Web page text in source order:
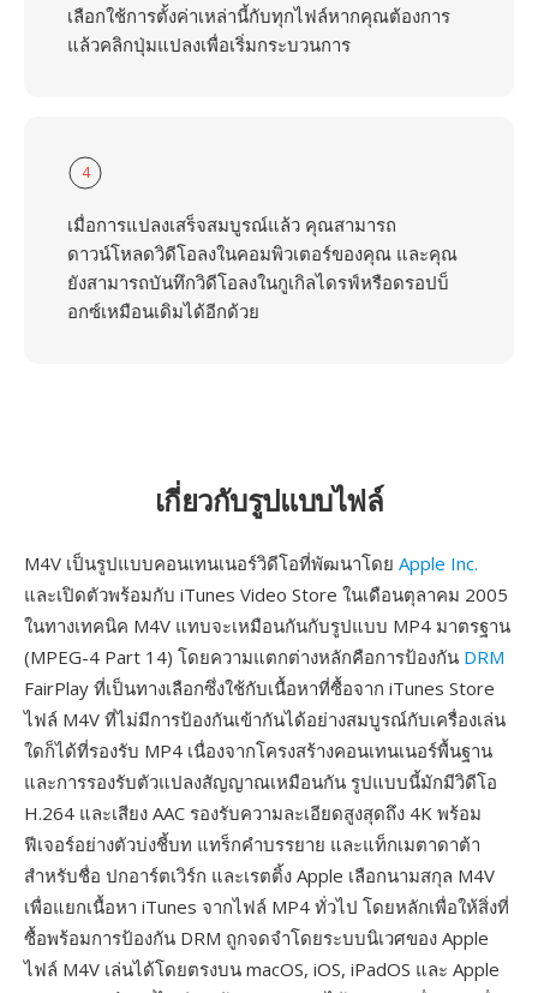
เลือกใช้การตั้งค่าเหล่านี้กับทุกไฟล์หากคุณต้องการ
แล้วคลิกปุ่มแปลงเพื่อเริ่มกระบวนการ
4
เมื่อการแปลงเสร็จสมบูรณ์แล้ว คุณสามารถ
ดาวน์โหลดวิดีโอลงในคอมพิวเตอร์ของคุณ และคุณ
ยังสามารถบันทึกวิดีโอลงในกูเกิลไดรฟ์หรือดรอปบ็
อกซ์เหมือนเดิมได้อีกด้วย
เกี่ยวกับรูปแบบไฟล์
M4V เป็นรูปแบบคอนเทนเนอร์วิดีโอที่พัฒนาโดย Apple Inc.
และเปิดตัวพร้อมกับ iTunes Video Store ในเดือนตุลาคม 2005
ในทางเทคนิค M4V แทบจะเหมือนกันกับรูปแบบ MP4 มาตรฐาน
(MPEG-4 Part 14) โดยความแตกต่างหลักคือการป้องกัน DRM
FairPlay ที่เป็นทางเลือกซึ่งใช้กับเนื้อหาที่ซื้อจาก iTunes Store
ไฟล์ M4V ที่ไม่มีการป้องกันเข้ากันได้อย่างสมบูรณ์กับเครื่องเล่น
ใดก็ได้ที่รองรับ MP4 เนื่องจากโครงสร้างคอนเทนเนอร์พื้นฐาน
และการรองรับตัวแปลงสัญญาณเหมือนกัน รูปแบบนี้มักมีวิดีโอ
H.264 และเสียง AAC รองรับความละเอียดสูงสุดถึง 4K พร้อม
ฟีเจอร์อย่างตัวบ่งชี้บท แทร็กคำบรรยาย และแท็กเมตาดาต้า
สำหรับชื่อ ปกอาร์ตเวิร์ก และเรตติ้ง Apple เลือกนามสกุล M4V
เพื่อแยกเนื้อหา iTunes จากไฟล์ MP4 ทั่วไป โดยหลักเพื่อให้สิ่งที่
ซื้อพร้อมการป้องกัน DRM ถูกจดจำโดยระบบนิเวศของ Apple
ไฟล์ M4V เล่นได้โดยตรงบน macOS, iOS, iPadOS และ Apple